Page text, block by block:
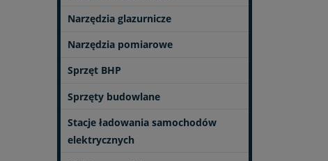
Narzędzia glazurnicze
Narzędzia pomiarowe
Sprzęt BHP
Sprzęty budowlane
Stacje ładowania samochodów
elektrycznych